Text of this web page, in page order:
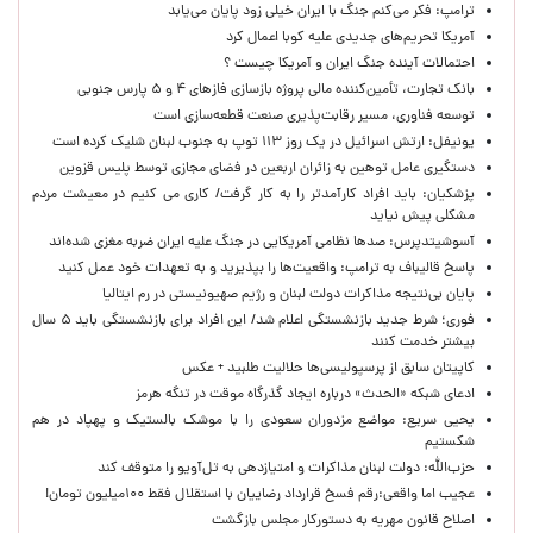
ترامپ: فکر می‌کنم جنگ با ایران خیلی زود پایان می‌یابد
آمریکا تحریم‌های جدیدی علیه کوبا اعمال کرد
احتمالات آینده جنگ ایران و آمریکا چیست ؟
بانک تجارت، تأمین‌کننده مالی پروژه بازسازی فازهای ۴ و ۵ پارس جنوبی
توسعه فناوری، مسیر رقابت‌پذیری صنعت قطعه‌سازی است
یونیفل: ارتش اسرائیل در یک روز ۱۱۳ توپ به جنوب لبنان شلیک کرده است
دستگیری عامل توهین به زائران اربعین در فضای مجازی توسط پلیس قزوین
پزشکیان: باید افراد کارآمدتر را به کار گرفت/ کاری می کنیم در معیشت مردم
مشکلی پیش نیاید
آسوشیتدپرس: صدها نظامی آمریکایی در جنگ علیه ایران ضربه مغزی شده‌اند
پاسخ قالیباف به ترامپ: واقعیت‌ها را بپذیرید و به تعهدات خود عمل کنید
پایان بی‌نتیجه مذاکرات دولت لبنان و رژیم صهیونیستی در رم ایتالیا
فوری؛ شرط جدید بازنشستگی اعلام شد/ این افراد برای بازنشستگی باید ۵ سال
بیشتر خدمت کنند
کاپیتان سابق از پرسپولیسی‌ها حلالیت طلبید + عکس
ادعای شبکه «الحدث» درباره ایجاد گذرگاه موقت در تنگه هرمز
یحیی سریع: مواضع مزدوران سعودی را با موشک بالستیک و پهپاد در هم
شکستیم
حزب‌الله: دولت لبنان مذاکرات و امتیازدهی به تل‌آویو را متوقف کند
عجیب اما واقعی:رقم فسخ قرارداد رضاییان با استقلال فقط ۱۰۰میلیون تومان!
اصلاح قانون مهریه به دستورکار مجلس بازگشت